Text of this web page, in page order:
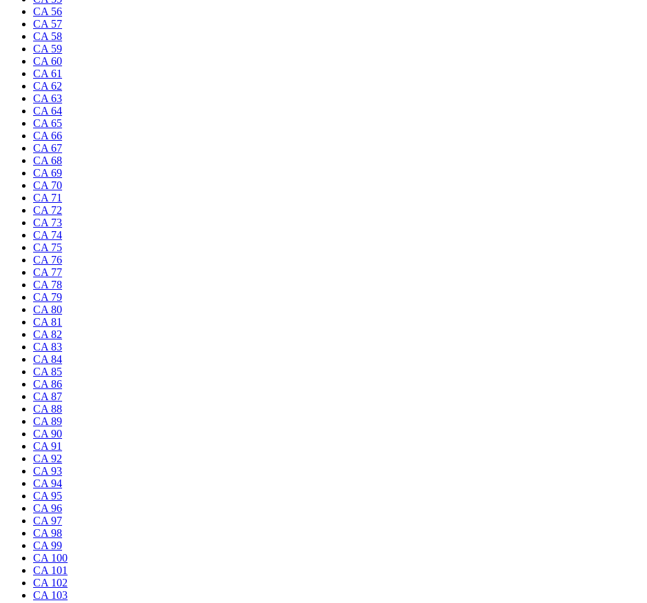
CA 56
CA 57
CA 58
CA 59
CA 60
CA 61
CA 62
CA 63
CA 64
CA 65
CA 66
CA 67
CA 68
CA 69
CA 70
CA 71
CA 72
CA 73
CA 74
CA 75
CA 76
CA 77
CA 78
CA 79
CA 80
CA 81
CA 82
CA 83
CA 84
CA 85
CA 86
CA 87
CA 88
CA 89
CA 90
CA 91
CA 92
CA 93
CA 94
CA 95
CA 96
CA 97
CA 98
CA 99
CA 100
CA 101
CA 102
CA 103